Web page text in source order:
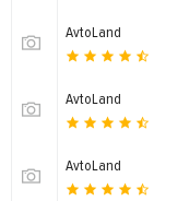
AvtoLand
AvtoLand
AvtoLand